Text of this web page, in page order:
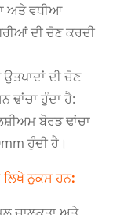
ਅਤੇ ਵਧੀਆ
ਦੀ ਚੋਣ ਕਰਦੀ
ਦੀ ਚੋਣ
ਢਾਂਚਾ ਹੁੰਦਾ ਹੈ:
ਬੋਰਡ ਢਾਂਚਾ
ਹੁੰਦੀ ਹੈ।
ਨੁਕਸ ਹਨ: